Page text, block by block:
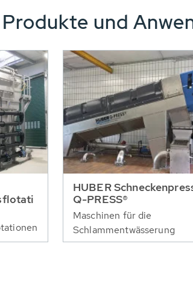
und
HUBER
Q-PRESS®
Maschinen für die
Schlammentwässerung